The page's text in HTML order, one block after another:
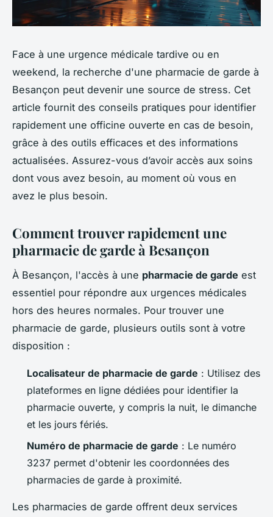
Face à une urgence médicale tardive ou en
weekend, la recherche d'une pharmacie de garde à
Besançon peut devenir une source de stress. Cet
article fournit des conseils pratiques pour identifier
rapidement une officine ouverte en cas de besoin,
grâce à des outils efficaces et des informations
actualisées. Assurez-vous d’avoir accès aux soins
dont vous avez besoin, au moment où vous en
avez le plus besoin.
Comment trouver rapidement une
pharmacie de garde à Besançon
À Besançon, l'accès à une pharmacie de garde est
essentiel pour répondre aux urgences médicales
hors des heures normales. Pour trouver une
pharmacie de garde, plusieurs outils sont à votre
disposition :
Localisateur de pharmacie de garde : Utilisez des
plateformes en ligne dédiées pour identifier la
pharmacie ouverte, y compris la nuit, le dimanche
et les jours fériés.
Numéro de pharmacie de garde : Le numéro
3237 permet d'obtenir les coordonnées des
pharmacies de garde à proximité.
Les pharmacies de garde offrent deux services